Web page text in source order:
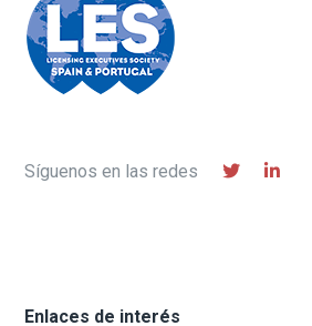
Síguenos en las redes
Enlaces de interés